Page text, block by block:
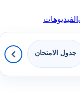
الفيديوهات
جدول الامتحان